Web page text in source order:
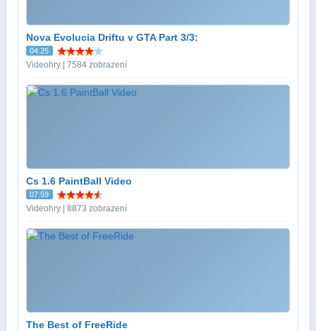
Nova Evolucia Driftu v GTA Part 3/3:
04:25
Videohry | 7584 zobrazení
Cs 1.6 PaintBall Video
07:59
Videohry | 8873 zobrazení
The Best of FreeRide